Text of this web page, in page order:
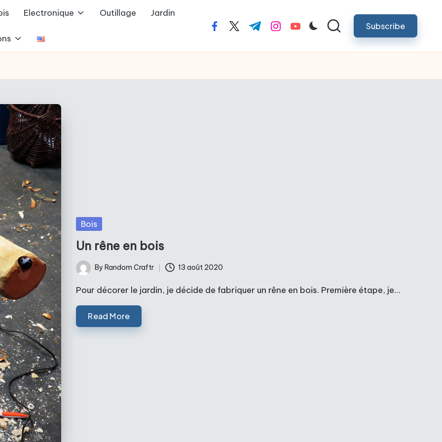
Electronique Outillage Jardin
facebook.com
twitter.com
t.me instagram.com
youtube.com Subscribe
Posted
Bois
Un rêne en bois
Posted
by
By Random Craftr 13 août 2020
Pour décorer le jardin, je décide de fabriquer un rêne en bois. Première étape, je…
Read More